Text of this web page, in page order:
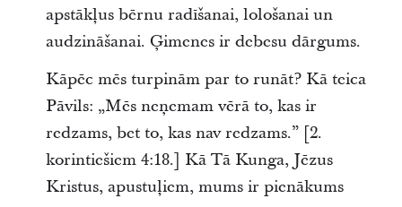
apstākļus bērnu radīšanai, lološanai un
audzināšanai. Ģimenes ir debesu dārgums.
Kāpēc mēs turpinām par to runāt? Kā teica
Pāvils: „Mēs neņemam vērā to, kas ir
redzams, bet to, kas nav redzams.” [2.
korintiešiem 4:18.] Kā Tā Kunga, Jēzus
Kristus, apustuļiem, mums ir pienākums